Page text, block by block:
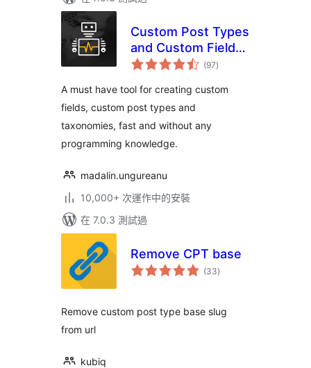
Custom Post Types
and Custom Fields
creator – WCK
(97總
評)
A must have tool for creating custom
fields, custom post types and
taxonomies, fast and without any
programming knowledge.
madalin.ungureanu
10,000+ 次運作中的安裝
在 7.0.3 測試過
Remove CPT base
(33總
評)
Remove custom post type base slug
from url
kubiq